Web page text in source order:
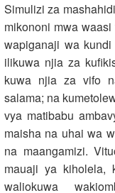
Simulizi za
mikononi mwa
wapiganaji wa
ilikuwa njia za
kuwa njia za vifo
salama; na
vya matibabu
maisha na uhai wa
na maangamizi.
mauaji ya kiholela,
waliokuwa